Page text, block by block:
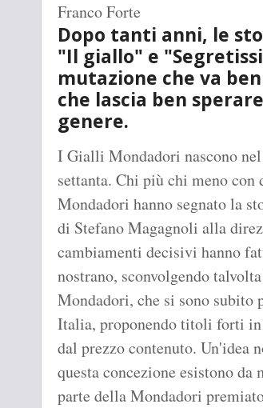
Franco Forte
Dopo tanti anni, le
"Il giallo" e
mutazione che va
che lascia ben
genere.
I Gialli Mondadori nascono
settanta. Chi più chi meno
Mondadori hanno segnato la
di Stefano Magagnoli alla
cambiamenti decisivi hanno
nostrano, sconvolgendo
Mondadori, che si sono
Italia, proponendo titoli forti in
dal prezzo contenuto. Un'idea
questa concezione esistono
parte della Mondadori